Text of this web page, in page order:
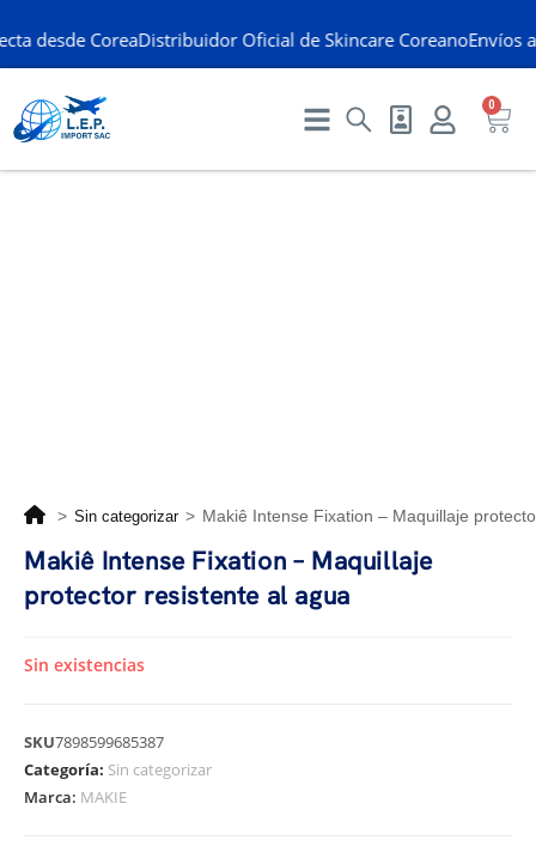
desde CoreaDistribuidor Oficial de Skincare CoreanoEnvíos a
0
> Sin categorizar > Makiê Intense Fixation – Maquillaje
Makiê Intense Fixation – Maquillaje
protector resistente al agua
Sin existencias
SKU7898599685387
Categoría: Sin categorizar
Marca: MAKIE